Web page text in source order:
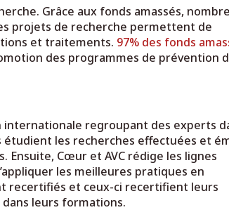
Grâce aux fonds amassés,
projets de recherche permettent de
et traitements. 97% des fonds
des programmes de prévention
internationale regroupant des experts
étudient les recherches effectuées et
Ensuite, Cœur et AVC rédige les lignes
les meilleures pratiques en
recertifiés et ceux-ci recertifient leurs
leurs formations.